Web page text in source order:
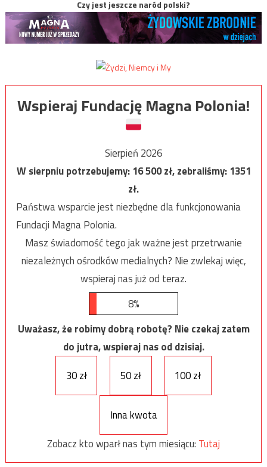
Czy jest jeszcze naród polski?
Wspieraj Fundację Magna Polonia!
Sierpień 2026
W sierpniu potrzebujemy:16 500zł, zebraliśmy:1351
zł.
Państwa wsparcie jest niezbędne dla funkcjonowania
Fundacji Magna Polonia.
Masz świadomość tego jak ważne jest przetrwanie
niezależnych ośrodków medialnych? Nie zwlekaj więc,
wspieraj nas już od teraz.
8%
Uważasz, że robimy dobrą robotę? Nie czekaj zatem
do jutra, wspieraj nas od dzisiaj.
30 zł
50 zł 100 zł
Inna kwota
Zobacz kto wparł nas tym miesiącu: Tutaj